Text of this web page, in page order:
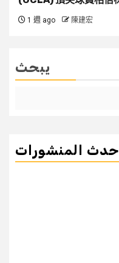
1 週 ago 陳建宏
يبحث
المنشورات